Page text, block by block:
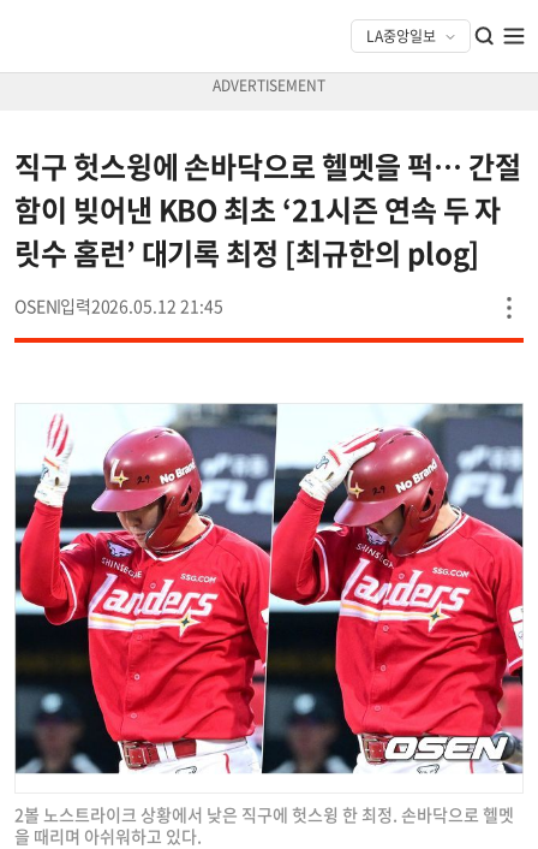
직구 헛스윙에 손바닥으로 헬멧을 퍽… 간절
함이 빚어낸 KBO 최초 ‘21시즌 연속 두 자
릿수 홈런’ 대기록 최정 [최규한의 plog]
OSEN 2026.05.12 21:45
2볼 노스트라이크 상황에서 낮은 직구에 헛스윙 한 최정. 손바닥으로 헬멧
을 때리며 아쉬워하고 있다.